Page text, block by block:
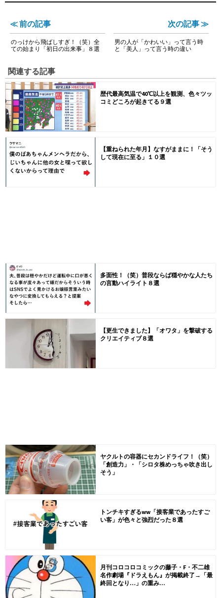
≪ 前の記事
のっけから飛ばしすぎ！（笑）全
ての始まり「初日の出来事」８選
次の記事 ≫
男の人が「かわいい」って言う時
と「美人」って言う時の違い
関連する記事
歴代最高気温で40℃以上を観測、色々ツッ
コミどころが起きてる９選
【重ねられた年月】なすがままに！「そう
して現在に至る」１０選
多面性！（笑）普段ならば穏やかな人たち
の言動ハイライト８選
【更生できました】「オワタ」を撃破する
クリエイティブ８選
ヤクルトの容器にセカンドライフ！（笑）
「創造力」・「シロタ株めっちゃ吹き出し
そう」
トンチキすぎるww「接客業であったすご
い客」が色々と強烈だった８選
月刊コロコロコミックの藤子・F・不二雄
名作劇場『ドラえもん』が掲載終了→「最
終回となり…」の重み...